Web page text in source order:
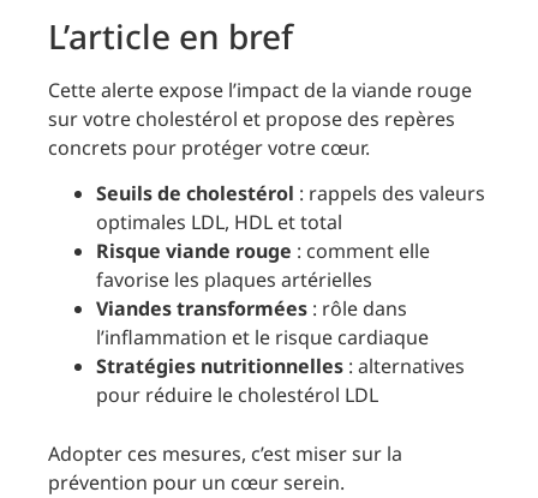
L’article en bref
Cette alerte expose l’impact de la viande rouge
sur votre cholestérol et propose des repères
concrets pour protéger votre cœur.
Seuils de cholestérol : rappels des valeurs
optimales LDL, HDL et total
Risque viande rouge : comment elle
favorise les plaques artérielles
Viandes transformées : rôle dans
l’inflammation et le risque cardiaque
Stratégies nutritionnelles : alternatives
pour réduire le cholestérol LDL
Adopter ces mesures, c’est miser sur la
prévention pour un cœur serein.